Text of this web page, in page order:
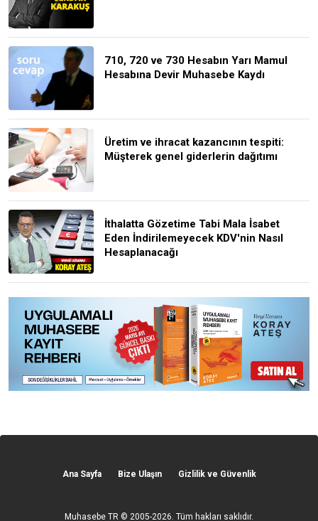
710, 720 ve 730 Hesabın Yarı Mamul
Hesabına Devir Muhasebe Kaydı
Üretim ve ihracat kazancının tespiti:
Müşterek genel giderlerin dağıtımı
İthalatta Gözetime Tabi Mala İsabet
Eden İndirilemeyecek KDV'nin Nasıl
Hesaplanacağı
Ana Sayfa Bize Ulaşın Gizlilik ve Güvenlik
Muhasebe TR © 2005-2026. Tüm hakları saklıdır.